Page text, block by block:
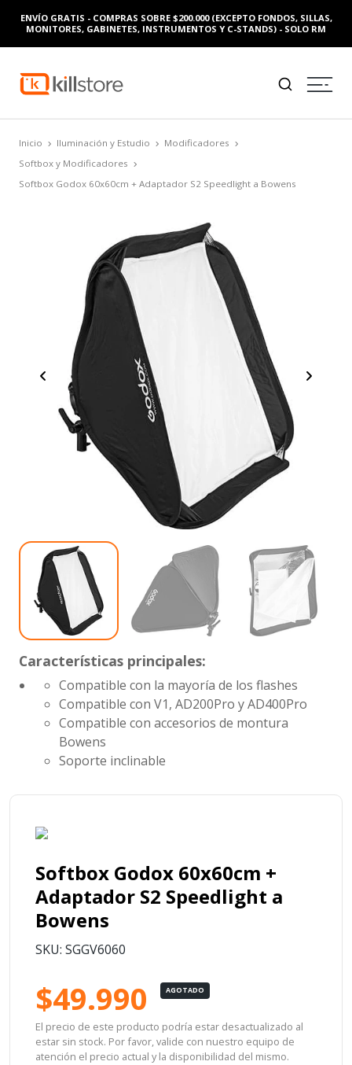
ENVÍO GRATIS - COMPRAS SOBRE $200.000 (EXCEPTO FONDOS, SILLAS,
MONITORES, GABINETES, INSTRUMENTOS Y C-STANDS) - SOLO RM
Inicio Iluminación y Estudio
Modificadores
Softbox y Modificadores
Softbox Godox 60x60cm + Adaptador S2 Speedlight a Bowens
Características principales:
Compatible con la mayoría de los flashes
Compatible con V1, AD200Pro y AD400Pro
Compatible con accesorios de montura
Bowens
Soporte inclinable
Softbox Godox 60x60cm +
Adaptador S2 Speedlight a
Bowens
SKU: SGGV6060
$49.990 AGOTADO
El precio de este producto podría estar desactualizado al
estar sin stock. Por favor, valide con nuestro equipo de
atención el precio actual y la disponibilidad del mismo.